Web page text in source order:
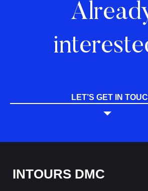
LET’S GET IN
INTOURS DMC